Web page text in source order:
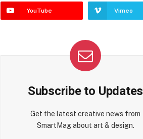
YouTube Vimeo
Subscribe to Updates
Get the latest creative news from
SmartMag about art & design.